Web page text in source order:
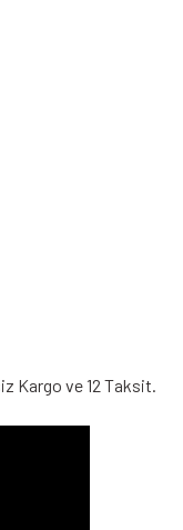
Kargo ve 12 Taksit.